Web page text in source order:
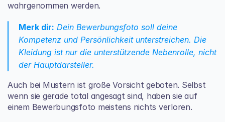
wahrgenommen werden.
Merk dir: Dein Bewerbungsfoto soll deine
Kompetenz und Persönlichkeit unterstreichen. Die
Kleidung ist nur die unterstützende Nebenrolle, nicht
der Hauptdarsteller.
Auch bei Mustern ist große Vorsicht geboten. Selbst
wenn sie gerade total angesagt sind, haben sie auf
einem Bewerbungsfoto meistens nichts verloren.